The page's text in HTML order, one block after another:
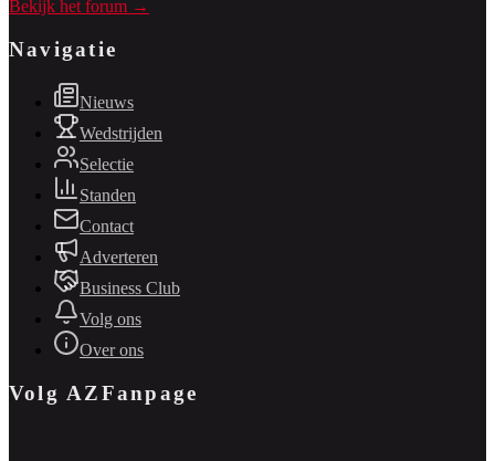
Bekijk het forum →
Navigatie
Nieuws
Wedstrijden
Selectie
Standen
Contact
Adverteren
Business Club
Volg ons
Over ons
Volg AZFanpage